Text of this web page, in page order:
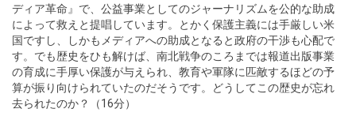
ディア革命』で、公益事業としてのジャーナリズムを公的な助成
によって救えと提唱しています。とかく保護主義には手厳しい米
国ですし、しかもメディアへの助成となると政府の干渉も心配で
す。でも歴史をひも解けば、南北戦争のころまでは報道出版事業
の育成に手厚い保護が与えられ、教育や軍隊に匹敵するほどの予
算が振り向けられていたのだそうです。どうしてこの歴史が忘れ
去られたのか？（16分）